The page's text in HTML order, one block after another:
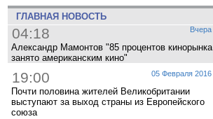
ГЛАВНАЯ НОВОСТЬ
Вчера
04:18
Александр Мамонтов "85 процентов кинорынка
занято американским кино"
05 Февраля 2016
19:00
Почти половина жителей Великобритании
выступают за выход страны из Европейского
союза